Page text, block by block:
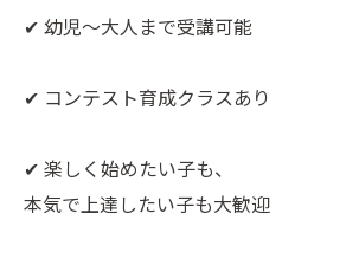
✔ 幼児〜大人まで受講可能
✔ コンテスト育成クラスあり
✔ 楽しく始めたい子も、
本気で上達したい子も大歓迎